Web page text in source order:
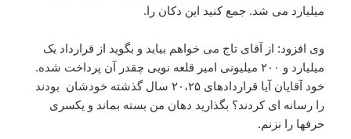
میلیارد می شد. جمع کنید این دکان را.
وی افزود: از آقای تاج می خواهم بیاید و بگوید از قرارداد یک
میلیارد و ۲۰۰ میلیونی امیر قلعه نویی چقدر آن پرداخت شده.
خود آقایان آیا قراردادهای ۲۰،۲۵ سال گذشته خودشان بودند
را رسانه ای کردند؟ بگذارید دهان من بسته بماند و یکسری
حرفها را نزنم.